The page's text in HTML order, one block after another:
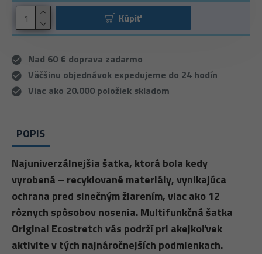
Kúpiť
Nad 60 € doprava zadarmo
Väčšinu objednávok expedujeme do 24 hodín
Viac ako 20.000 položiek skladom
POPIS
Najuniverzálnejšia šatka, ktorá bola kedy
vyrobená – recyklované materiály, vynikajúca
ochrana pred slnečným žiarením, viac ako 12
rôznych spôsobov nosenia. Multifunkčná šatka
Original Ecostretch vás podrží pri akejkoľvek
aktivite v tých najnáročnejších podmienkach.